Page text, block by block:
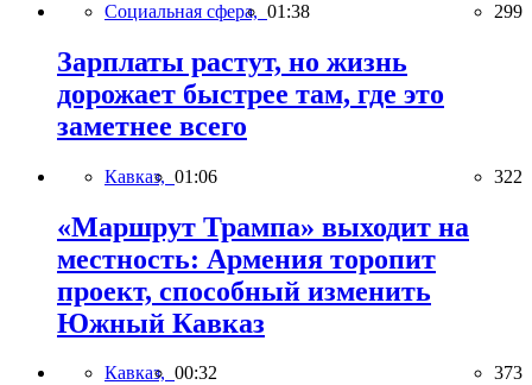
Социальная сфера, 01:38 299
Зарплаты растут, но жизнь
дорожает быстрее там, где это
заметнее всего
Кавказ, 01:06 322
«Маршрут Трампа» выходит на
местность: Армения торопит
проект, способный изменить
Южный Кавказ
Кавказ, 00:32 373